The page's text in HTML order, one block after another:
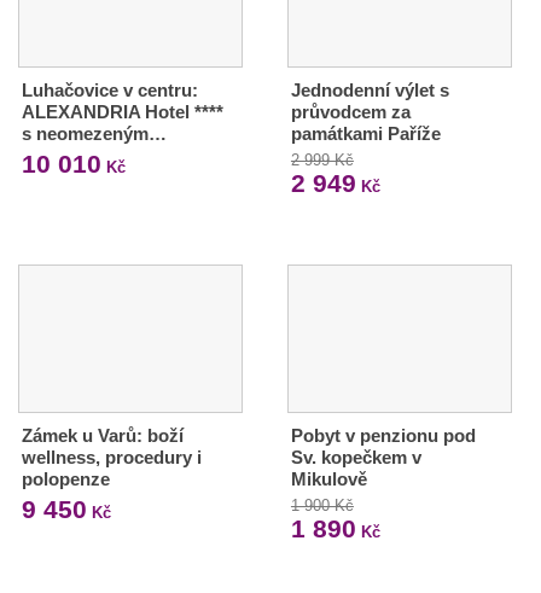
Luhačovice v centru:
ALEXANDRIA Hotel ****
s neomezeným…
10 010 Kč
Jednodenní výlet s
průvodcem za
památkami Paříže
2 999 Kč
2 949 Kč
Zámek u Varů: boží
wellness, procedury i
polopenze
9 450 Kč
Pobyt v penzionu pod
Sv. kopečkem v
Mikulově
1 900 Kč
1 890 Kč